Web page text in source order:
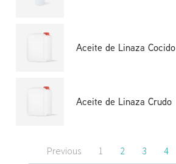
Aceite de Linaza Cocido
Aceite de Linaza Crudo
Previous 1 2 3 4